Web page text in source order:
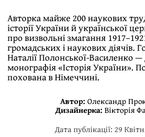
Авторка майже 200 наукових
історії України й української
про визвольні змагання
громадських і наукових діячів.
Наталії Полонської-Василенко
монографія «Історія України».
похована в Німеччині.
Автор: Олександр
Дизайнерка: Вікторія
Дата публікації: 29